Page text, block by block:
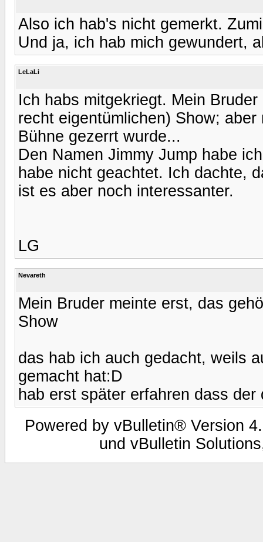
Also ich hab's nicht gemerkt.
Und ja, ich hab mich gewundert,
LeLaLi
Ich habs mitgekriegt. Mein
recht eigentümlichen) Show;
Bühne gezerrt wurde...
Den Namen Jimmy Jump habe
habe nicht geachtet. Ich dachte,
ist es aber noch interessanter.
LG
Nevareth
Mein Bruder meinte erst, das
Show
das hab ich auch gedacht, weils
gemacht hat:D
hab erst später erfahren dass
Powered by vBulletin® Version
und vBulletin